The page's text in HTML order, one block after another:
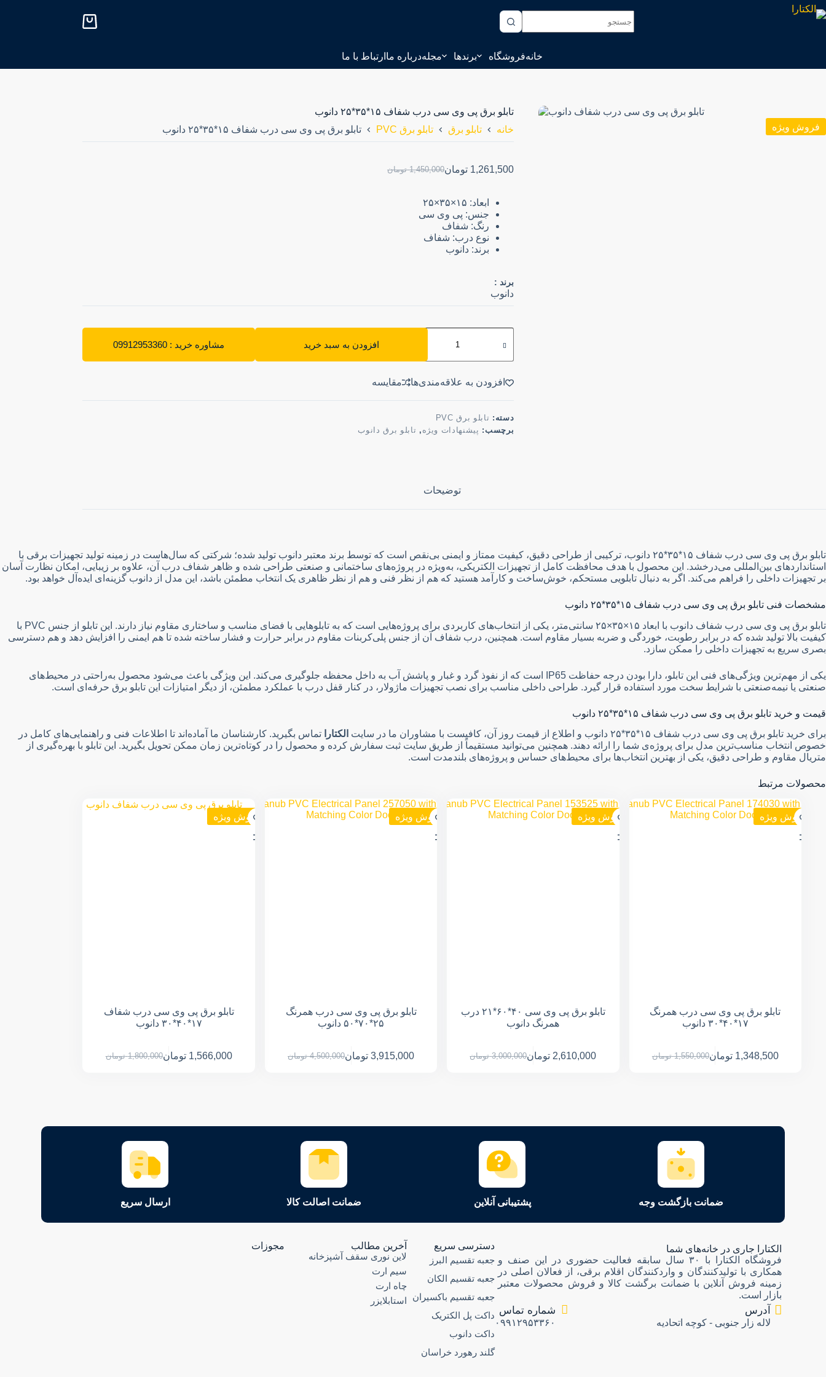
م
خانهفروشگاه برندها مجلهدرباره ما ارتباط با ما
فروش ویژه
تابلو برق پی وی سی درب شفاف ۱۵*۳۵*۲۵ دانوب
خانه
تابلو برق تابلو برق PVC تابلو برق پی وی سی درب شفاف ۱۵*۳۵*۲۵ دانوب
1,450,000 تومان 1,261,500 تومان
ابعاد: ۱۵×۳۵×۲۵
جنس: پی وی سی
رنگ: شفاف
نوع درب: شفاف
برند: دانوب
برند :
دانوب
افزودن به سبد خرید مشاوره خرید : 09912953360
افزودن به علاقه‌مندی‌ها مقایسه
دسته: تابلو برق PVC
برچسب: پیشنهادات ویژه , تابلو برق دانوب
توضیحات
تابلو برق پی وی سی درب شفاف ۱۵*۳۵*۲۵ دانوب، ترکیبی از طراحی دقیق، کیفیت ممتاز و ایمنی بی‌نقص است که توسط برند معتبر دانوب تولید شده؛ شرکتی که سال‌هاست در زمینه تولید تجهیزات برقی با
استانداردهای بین‌المللی می‌درخشد. این محصول با هدف محافظت کامل از تجهیزات الکتریکی، به‌ویژه در پروژه‌های ساختمانی و صنعتی طراحی شده و ظاهر شفاف درب آن، علاوه بر زیبایی، امکان نظارت آسان
بر تجهیزات داخلی را فراهم می‌کند. اگر به دنبال تابلویی مستحکم، خوش‌ساخت و کارآمد هستید که هم از نظر فنی و هم از نظر ظاهری یک انتخاب مطمئن باشد، این مدل از دانوب گزینه‌ای ایده‌آل خواهد بود.
مشخصات فنی تابلو برق پی وی سی درب شفاف ۱۵*۳۵*۲۵ دانوب
تابلو برق پی وی سی درب شفاف دانوب با ابعاد ۱۵×۳۵×۲۵ سانتی‌متر، یکی از انتخاب‌های کاربردی برای پروژه‌هایی است که به تابلوهایی با فضای مناسب و ساختاری مقاوم نیاز دارند. این تابلو از جنس PVC با
کیفیت بالا تولید شده که در برابر رطوبت، خوردگی و ضربه بسیار مقاوم است. همچنین، درب شفاف آن از جنس پلی‌کربنات مقاوم در برابر حرارت و فشار ساخته شده تا هم ایمنی را افزایش دهد و هم دسترسی
بصری سریع به تجهیزات داخلی را ممکن سازد.
یکی از مهم‌ترین ویژگی‌های فنی این تابلو، دارا بودن درجه حفاظت IP65 است که از نفوذ گرد و غبار و پاشش آب به داخل محفظه جلوگیری می‌کند. این ویژگی باعث می‌شود محصول به‌راحتی در محیط‌های
صنعتی یا نیمه‌صنعتی با شرایط سخت مورد استفاده قرار گیرد. طراحی داخلی مناسب برای نصب تجهیزات ماژولار، در کنار قفل درب با عملکرد مطمئن، از دیگر امتیازات این تابلو برق حرفه‌ای است.
قیمت و خرید تابلو برق پی وی سی درب شفاف ۱۵*۳۵*۲۵ دانوب
برای خرید تابلو برق پی وی سی درب شفاف ۱۵*۳۵*۲۵ دانوب و اطلاع از قیمت روز آن، کافیست با مشاوران ما در سایت
الکتارا
تماس بگیرید. کارشناسان ما آماده‌اند تا اطلاعات فنی و راهنمایی‌های کامل در
خصوص انتخاب مناسب‌ترین مدل برای پروژه‌ی شما را ارائه دهند. همچنین می‌توانید مستقیماً از طریق سایت ثبت سفارش کرده و محصول را در کوتاه‌ترین زمان ممکن تحویل بگیرید. این تابلو با بهره‌گیری از
متریال مقاوم و طراحی دقیق، یکی از بهترین انتخاب‌ها برای محیط‌های حساس و پروژه‌های بلندمدت است.
محصولات مرتبط
فروش ویژه
تابلو برق پی وی سی درب همرنگ
۱۷*۴۰*۳۰ دانوب
1,550,000 تومان 1,348,500 تومان
فروش ویژه
تابلو برق پی وی سی ۴۰*۶۰*۲۱ درب
همرنگ دانوب
3,000,000 تومان 2,610,000 تومان
فروش ویژه
تابلو برق پی وی سی درب همرنگ
۲۵*۷۰*۵۰ دانوب
4,500,000 تومان 3,915,000 تومان
فروش ویژه
تابلو برق پی وی سی درب شفاف
۱۷*۴۰*۳۰ دانوب
1,800,000 تومان 1,566,000 تومان
ضمانت بازگشت وجه پشتیبانی آنلاین ضمانت اصالت کالا ارسال سریع
الکتارا جاری در خانه‌های شما
فروشگاه الکتارا با ۳۰ سال سابقه فعالیت حضوری در این صنف و
همکاری با تولیدکنندگان و واردکنندگان اقلام برقی، از فعالان اصلی در
زمینه فروش آنلاین با ضمانت برگشت کالا و فروش محصولات معتبر
بازار است.
آدرس
لاله زار جنوبی - کوچه اتحادیه
شماره تماس
۰۹۹۱۲۹۵۳۳۶۰
دسترسی سریع
جعبه تقسیم البرز
جعبه تقسیم الکان
جعبه تقسیم باکسیران
داکت پل الکتریک
داکت دانوب
گلند رهورد خراسان
آخرین مطالب
لاین نوری سقف آشپزخانه
سیم ارت
چاه ارت
استابلایزر
مجوزات